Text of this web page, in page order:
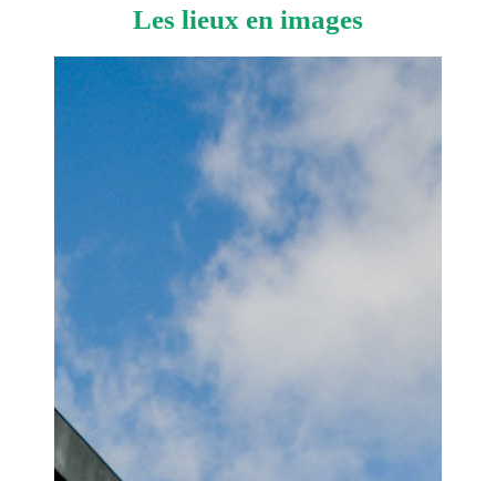
Les lieux en images